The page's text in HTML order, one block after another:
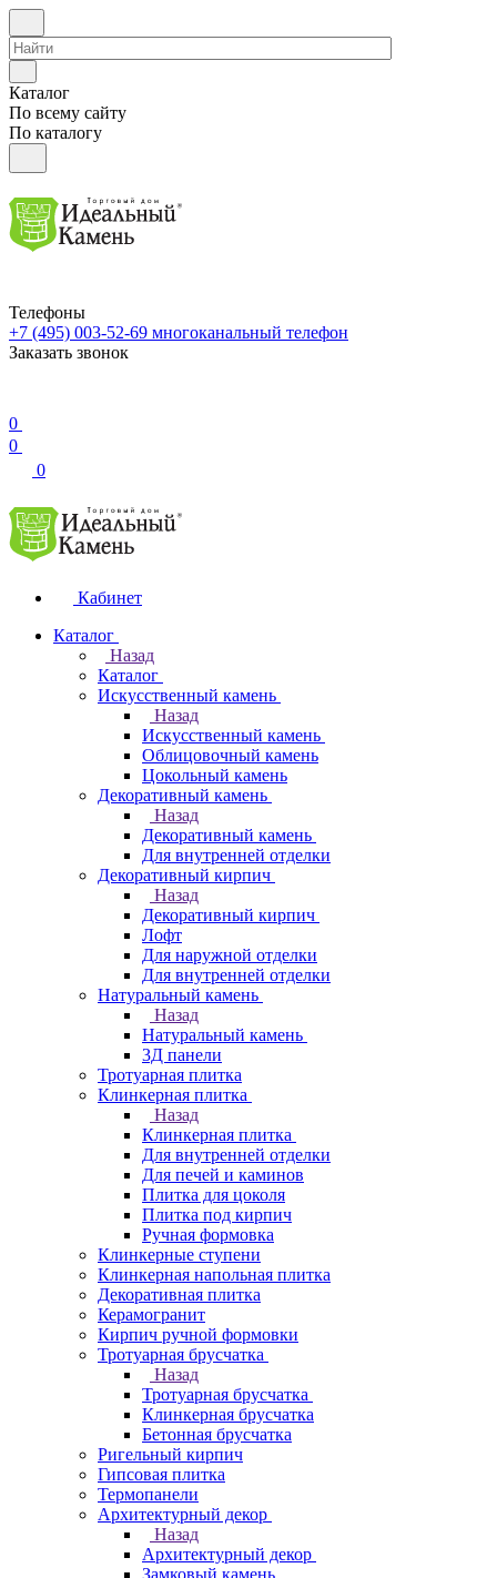
Каталог
По всему сайту
По каталогу
Телефоны
+7 (495) 003-52-69 многоканальный телефон
Заказать звонок
0
0
0
Кабинет
Каталог
Назад
Каталог
Искусственный камень
Назад
Искусственный камень
Облицовочный камень
Цокольный камень
Декоративный камень
Назад
Декоративный камень
Для внутренней отделки
Декоративный кирпич
Назад
Декоративный кирпич
Лофт
Для наружной отделки
Для внутренней отделки
Натуральный камень
Назад
Натуральный камень
3Д панели
Тротуарная плитка
Клинкерная плитка
Назад
Клинкерная плитка
Для внутренней отделки
Для печей и каминов
Плитка для цоколя
Плитка под кирпич
Ручная формовка
Клинкерные ступени
Клинкерная напольная плитка
Декоративная плитка
Керамогранит
Кирпич ручной формовки
Тротуарная брусчатка
Назад
Тротуарная брусчатка
Клинкерная брусчатка
Бетонная брусчатка
Ригельный кирпич
Гипсовая плитка
Термопанели
Архитектурный декор
Назад
Архитектурный декор
Замковый камень